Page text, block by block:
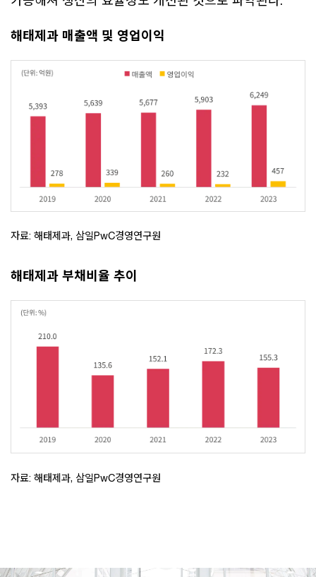
해태제과 매출액 및 영업이익
자료: 해태제과, 삼일PwC경영연구원
해태제과 부채비율 추이
자료: 해태제과, 삼일PwC경영연구원